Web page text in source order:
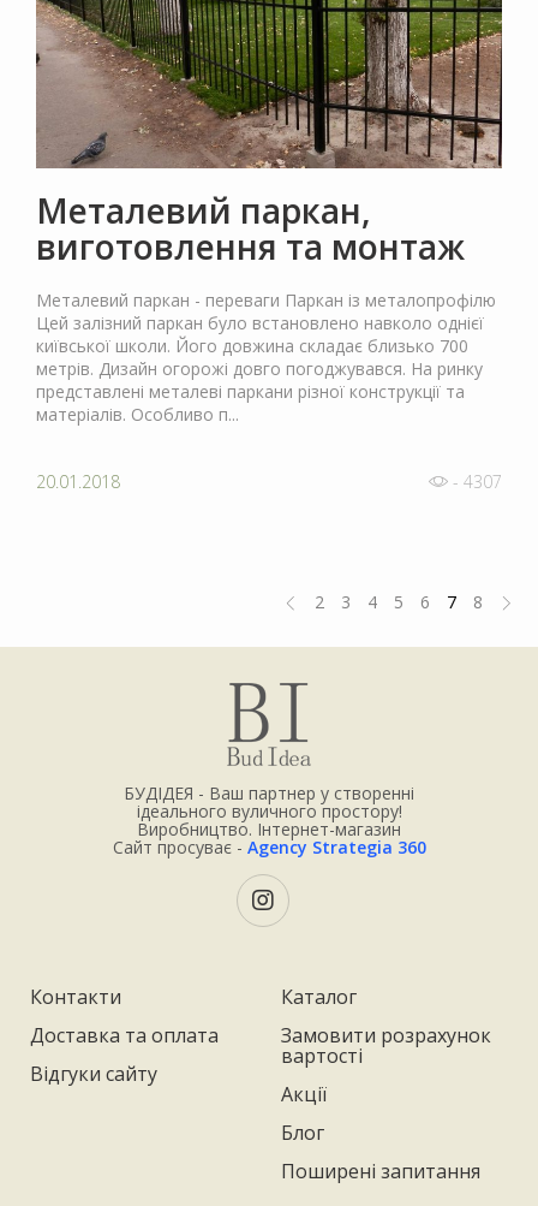
Металевий паркан,
виготовлення та монтаж
Металевий паркан - переваги Паркан із металопрофілю
Цей залізний паркан було встановлено навколо однієї
київської школи. Його довжина складає близько 700
метрів. Дизайн огорожі довго погоджувався. На ринку
представлені металеві паркани різної конструкції та
матеріалів. Особливо п...
20.01.2018 - 4307
2 3 4 5 6 7 8
БУДІДЕЯ - Ваш партнер у створенні
ідеального вуличного простору!
Виробництво. Інтернет-магазин
Сайт просуває - Agency Strategia 360
Контакти
Доставка та оплата
Відгуки сайту
Каталог
Замовити розрахунок
вартості
Акції
Блог
Поширені запитання